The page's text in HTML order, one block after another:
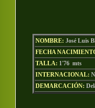
NOMBRE: José
FECHA
TALLA: 1'76
INTERNACIONAL:
DEMARCACIÓN: